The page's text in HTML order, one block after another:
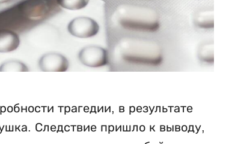
трагедии, в результате
Следствие пришло к выводу,